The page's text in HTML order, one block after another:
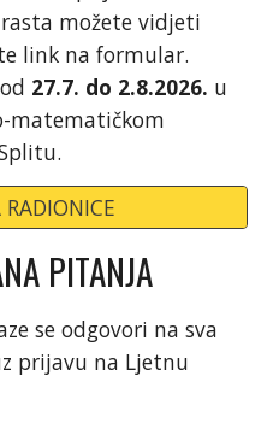
možete vidjeti
link na formular.
27.7. do 2.8.2026. u
matematičkom
RADIONICE
PITANJA
se odgovori na sva
prijavu na Ljetnu